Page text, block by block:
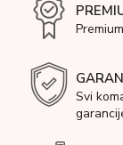
Svi